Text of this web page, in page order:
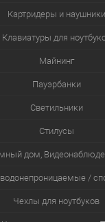
Картридеры и наушники
Клавиатуры для
Майнинг
Пауэрбанки
Светильники
Стилусы
дом,
/
Чехлы для ноутбуков